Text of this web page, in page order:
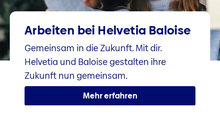
Arbeiten bei Helvetia Baloise
Gemeinsam in die Zukunft. Mit dir.
Helvetia und Baloise gestalten ihre
Zukunft nun gemeinsam.
Mehr erfahren